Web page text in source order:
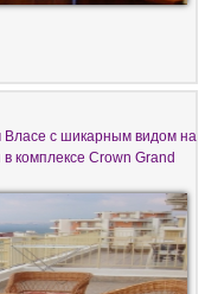
Власе с шикарным видом на
комплексе Crown Grand